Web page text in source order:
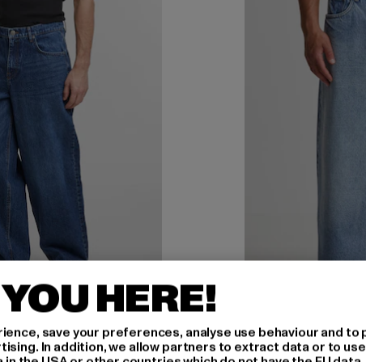
HERE!
save your preferences, analyse use behaviour and to
In addition, we allow partners to extract data or to